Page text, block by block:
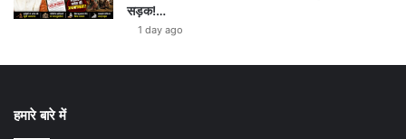
सड़क!…
1 day ago
हमारे बारे में